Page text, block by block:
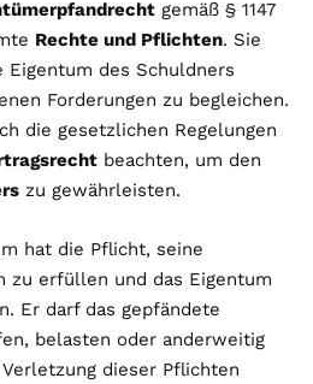
gemäß § 1147
Rechte und Pflichten. Sie
Eigentum des Schuldners
Forderungen zu begleichen.
die gesetzlichen Regelungen
beachten, um den
zu gewährleisten.
hat die Pflicht, seine
zu erfüllen und das Eigentum
Er darf das gepfändete
belasten oder anderweitig
dieser Pflichten